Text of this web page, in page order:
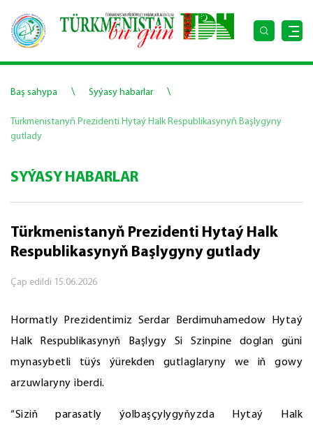
Baş sahypa \ Syýasy habarlar \
Türkmenistanyň Prezidenti Hytaý Halk Respublikasynyň Başlygyny
gutlady
SYÝASY HABARLAR
Türkmenistanyň Prezidenti Hytaý Halk
Respublikasynyň Başlygyny gutlady
Çap edildi 15.06.2026
Hormatly Prezidentimiz Serdar Berdimuhamedow Hytaý
Halk Respublikasynyň Başlygy Si Szinpine doglan güni
mynasybetli tüýs ýürekden gutlaglaryny we iň gowy
arzuwlaryny iberdi.
“Siziň parasatly ýolbaşçylygyňyzda Hytaý Halk